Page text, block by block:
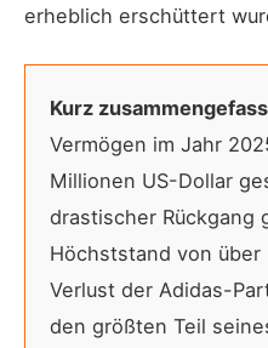
erheblich erschüttert
Kurz
Vermögen im Jahr
Millionen US-Dollar
drastischer Rückgang
Höchststand von über
Verlust der Adidas-
den größten Teil